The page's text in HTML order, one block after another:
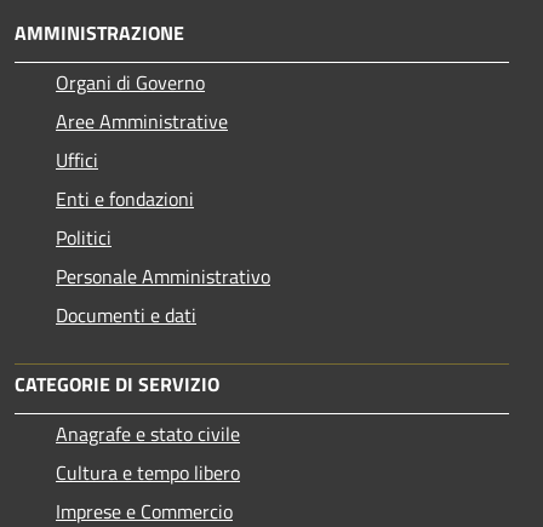
AMMINISTRAZIONE
Organi di Governo
Aree Amministrative
Uffici
Enti e fondazioni
Politici
Personale Amministrativo
Documenti e dati
CATEGORIE DI SERVIZIO
Anagrafe e stato civile
Cultura e tempo libero
Imprese e Commercio